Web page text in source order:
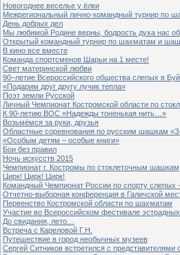
Новогоднее веселье у ёлки
Межрегиональный лично-командный турнир по
День добрых дел
Мы любимой Родине верны, бодрость духа нас
Открытый командный турнир по шахматам и
В кино все вместе
Команда спортсменов Шарьи на 1 месте!
Свет материнской любви
90–летие Всероссийского общества слепых в
«Подарим друг другу лучик тепла»
Поэт земли Русской
Личный Чемпионат Костромской области по
К 90-летию ВОС «Надежды тоненькая нить…»
Возьмёмся за руки, друзья
Областные соревнования по русским шашкам
«Особым детям – особые книги»
Бои без правил
Ночь искусств 2015
Чемпионат г. Костромы по стоклеточным шашкам
Цирк! Цирк! Цирк!
Командный Чемпионат России по спорту слепых
Отчетно-выборная конференция в Галичской
Первенство Костромской области по шахматам
Участие во Всероссийском фестивале
До свидания, лето…
Встреча с Кареловой Г.Н.
Путешествие в город необычных музеев
Сергей Ситников встретился с